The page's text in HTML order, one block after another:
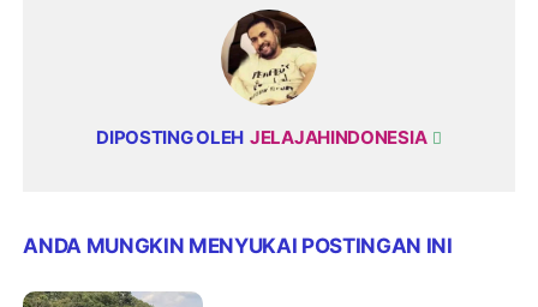
DIPOSTING OLEH JELAJAHINDONESIA
ANDA MUNGKIN MENYUKAI POSTINGAN INI